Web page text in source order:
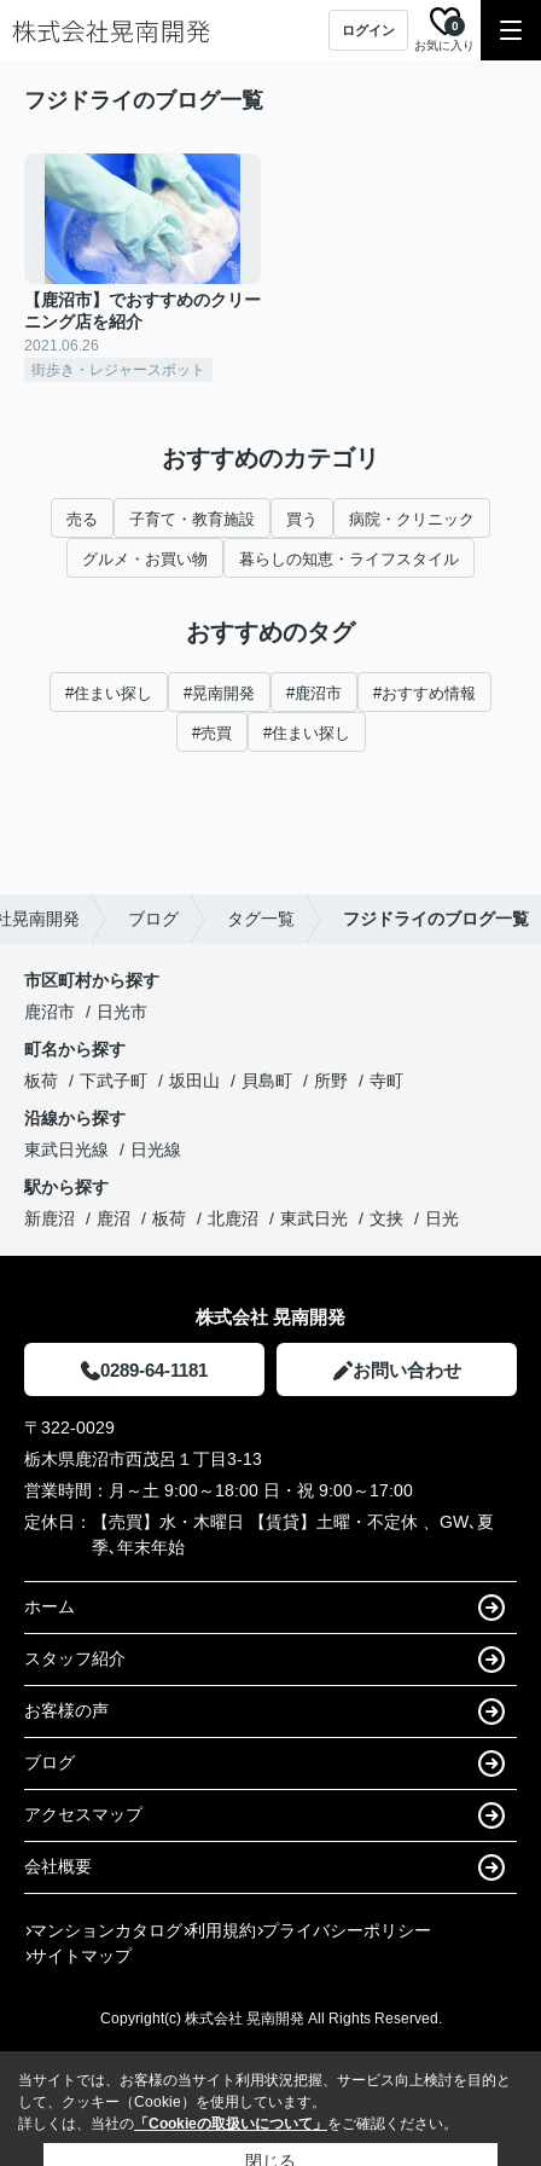
ログイン
お気に入り
0
フジドライのブログ一覧
【鹿沼市】でおすすめのクリー
ニング店を紹介
2021.06.26
街歩き・レジャースポット
おすすめのカテゴリ
売る 子育て・教育施設 買う 病院・クリニック
グルメ・お買い物 暮らしの知恵・ライフスタイル
おすすめのタグ
#住まい探し #晃南開発 #鹿沼市 #おすすめ情報
#売買 #住まい探し
晃南開発 ブログ タグ一覧 フジドライのブログ一覧
市区町村から探す
鹿沼市
日光市
町名から探す
板荷
下武子町 坂田山 貝島町 所野
寺町
沿線から探す
東武日光線
日光線
駅から探す
新鹿沼
鹿沼 板荷 北鹿沼 東武日光 文挟 日光
株式会社 晃南開発
0289-64-1181 お問い合わせ
〒322-0029
栃木県鹿沼市西茂呂１丁目3-13
営業時間： 月～土 9:00～18:00 日・祝 9:00～17:00
定休日：
【売買】水・木曜日 【賃貸】土曜・不定休 、GW､夏
季､年末年始
ホーム
スタッフ紹介
お客様の声
ブログ
アクセスマップ
会社概要
マンションカタログ 利用規約 プライバシーポリシー
サイトマップ
Copyright(c) 株式会社 晃南開発 All Rights Reserved.
当サイトでは、お客様の当サイト利用状況把握、サービス向上検討を目的と
して、クッキー（Cookie）を使用しています。
詳しくは、当社の 「Cookieの取扱いについて」 をご確認ください。
閉じる